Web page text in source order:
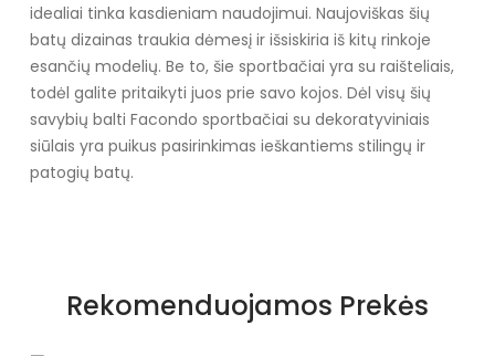
idealiai tinka kasdieniam naudojimui. Naujoviškas šių
batų dizainas traukia dėmesį ir išsiskiria iš kitų rinkoje
esančių modelių. Be to, šie sportbačiai yra su raišteliais,
todėl galite pritaikyti juos prie savo kojos. Dėl visų šių
savybių balti Facondo sportbačiai su dekoratyviniais
siūlais yra puikus pasirinkimas ieškantiems stilingų ir
patogių batų.
Rekomenduojamos Prekės